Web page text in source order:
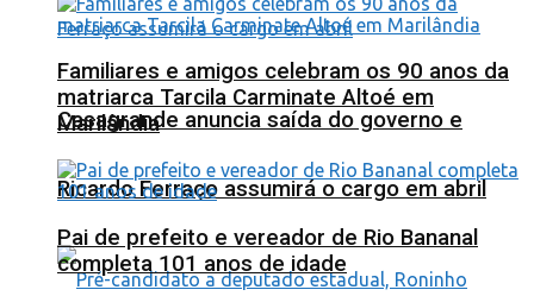
Casagrande anuncia saída do governo e
Ricardo Ferraço assumirá o cargo em abril
Familiares e amigos celebram os 90 anos da
matriarca Tarcila Carminate Altoé em
Marilândia
Pai de prefeito e vereador de Rio Bananal
completa 101 anos de idade